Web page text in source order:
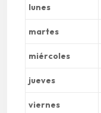
lunes
martes
miércoles
jueves
viernes